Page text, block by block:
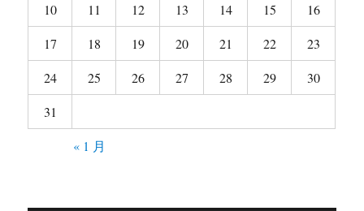
10
11 12 13 14 15
16
17
18 19 20 21 22
23
24
25 26 27 28 29
30
31
« 1 月